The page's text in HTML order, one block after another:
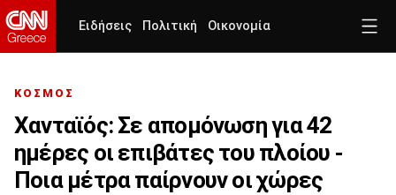
Ειδήσεις Πολιτική Οικονομία
ΚΟΣΜΟΣ
Χανταϊός: Σε απομόνωση για 42
ημέρες οι επιβάτες του πλοίου -
Ποια μέτρα παίρνουν οι χώρες